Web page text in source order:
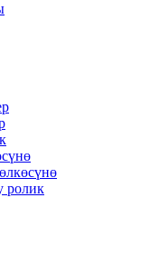
ролик